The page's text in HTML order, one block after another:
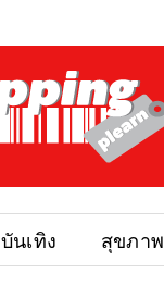
บันเทิง สุขภาพ